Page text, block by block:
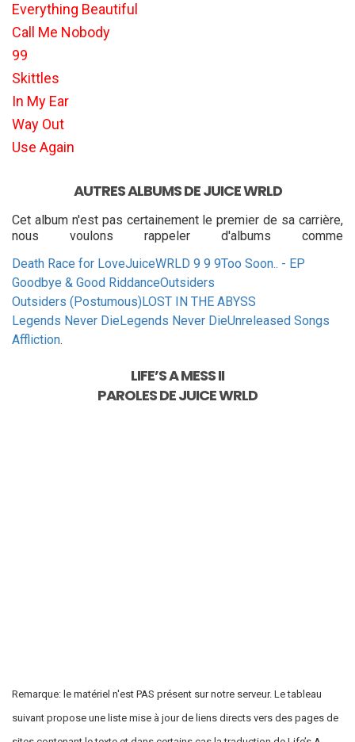
Everything Beautiful
Call Me Nobody
99
Skittles
In My Ear
Way Out
Use Again
AUTRES ALBUMS DE JUICE WRLD
Cet album n'est pas certainement le premier de sa carrière,
nous voulons rappeler d'albums comme
Death Race for LoveJuiceWRLD 9 9 9Too Soon.. - EP
Goodbye & Good RiddanceOutsiders
Outsiders (Postumous)LOST IN THE ABYSS
Legends Never DieLegends Never DieUnreleased Songs
Affliction.
LIFE’S A MESS II
PAROLES DEJUICE WRLD
Remarque: le matériel n'est PAS présent sur notre serveur. Le tableau
suivant propose une liste mise à jour de liens directs vers des pages de